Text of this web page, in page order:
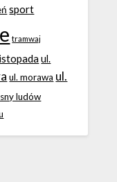
sport
tramwaj
ul.
ul. morawa ul.
ludów